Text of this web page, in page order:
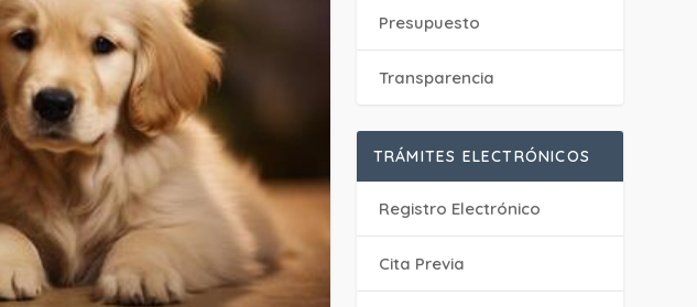
Presupuesto
Transparencia
TRÁMITES ELECTRÓNICOS
Registro Electrónico
Cita Previa